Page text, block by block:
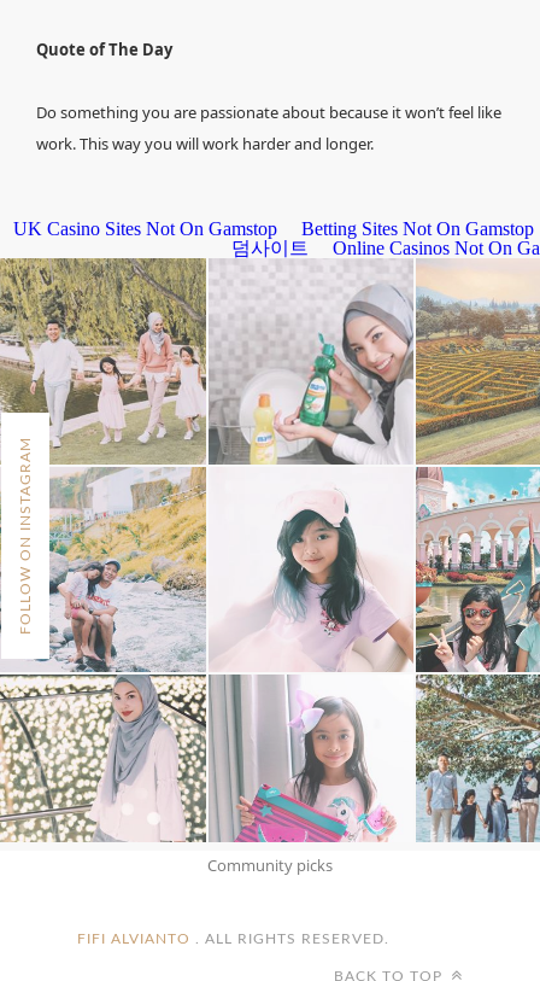
Quote of The Day
Do something you are passionate about because it won’t feel like
work. This way you will work harder and longer.
FOLLOW ON INSTAGRAM
Community picks
FIFI ALVIANTO . ALL RIGHTS RESERVED.
BACK TO TOP